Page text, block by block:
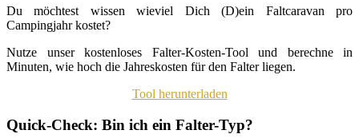
Du möchtest wissen wieviel Dich (D)ein Faltcaravan pro
Campingjahr kostet?
Nutze unser kostenloses Falter-Kosten-Tool und berechne in
Minuten, wie hoch die Jahreskosten für den Falter liegen.
Tool herunterladen
Quick-Check: Bin ich ein Falter-Typ?